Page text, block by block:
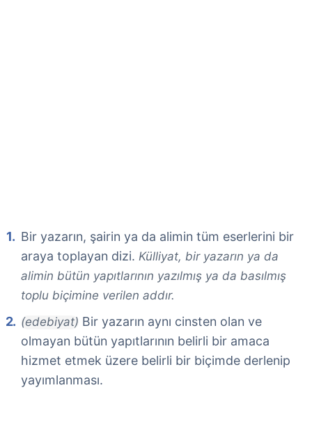
Bir yazarın, şairin ya da alimin tüm eserlerini bir
araya toplayan dizi. Külliyat, bir yazarın ya da
alimin bütün yapıtlarının yazılmış ya da basılmış
toplu biçimine verilen addır.
(edebiyat) Bir yazarın aynı cinsten olan ve
olmayan bütün yapıtlarının belirli bir amaca
hizmet etmek üzere belirli bir biçimde derlenip
yayımlanması.